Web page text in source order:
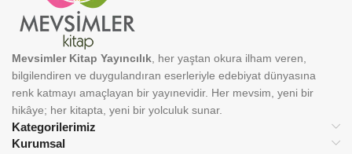
Kategorilerimiz
Kurumsal
Mevsimler Kitap Yayıncılık , her yaştan okura ilham veren,
bilgilendiren ve duygulandıran eserleriyle edebiyat dünyasına
renk katmayı amaçlayan bir yayınevidir. Her mevsim, yeni bir
hikâye; her kitapta, yeni bir yolculuk sunar.